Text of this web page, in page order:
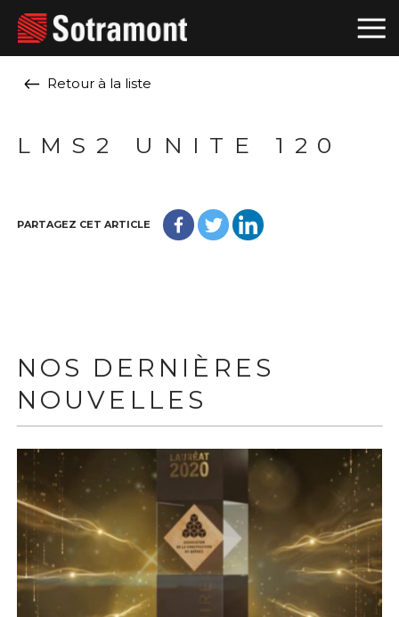
Retour à la liste
LMS2 UNITE 120
PARTAGEZ CET ARTICLE
NOS DERNIÈRES
NOUVELLES